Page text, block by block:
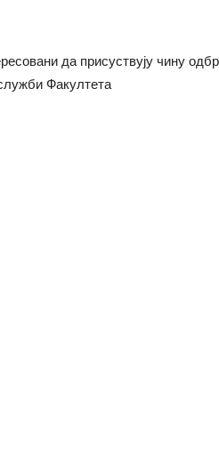
да присуствују чину
Факултета